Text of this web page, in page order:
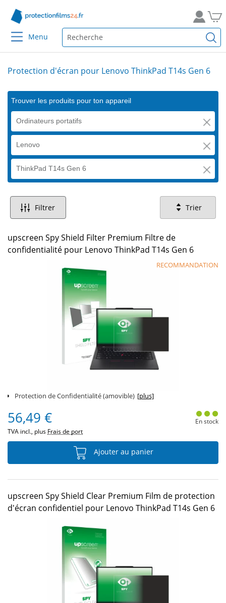
Menu
Protection d'écran pour Lenovo ThinkPad T14s Gen 6
Trouver les produits pour ton appareil
Ordinateurs portatifs
Lenovo
ThinkPad T14s Gen 6
Filtrer Trier
upscreen Spy Shield Filter Premium Filtre de
confidentialité pour Lenovo ThinkPad T14s Gen 6
RECOMMANDATION
Protection de Confidentialité (amovible) [plus]
56,49 €
TVA incl., plus Frais de port
En stock
Ajouter au panier
upscreen Spy Shield Clear Premium Film de protection
d'écran confidentiel pour Lenovo ThinkPad T14s Gen 6